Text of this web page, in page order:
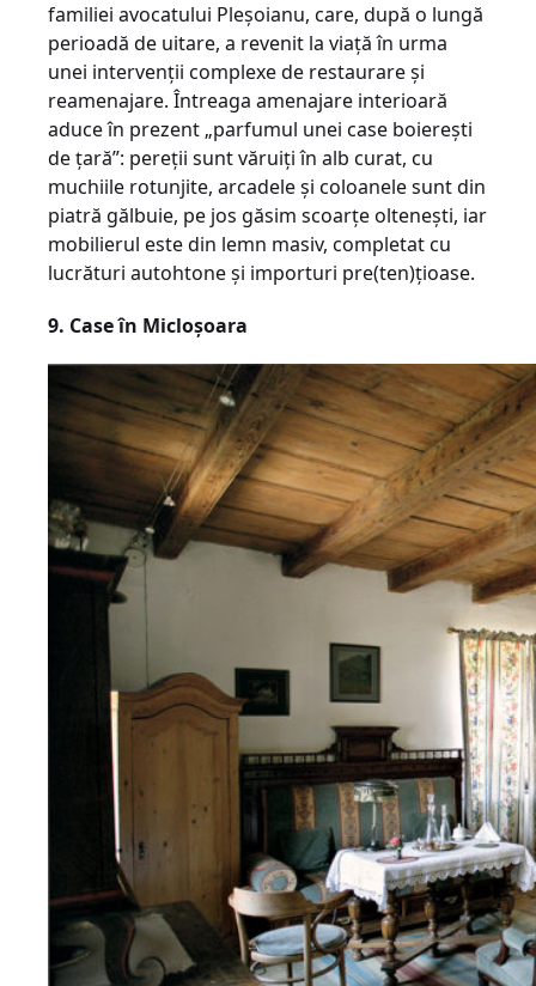
familiei avocatului Pleșoianu, care, după o lungă
perioadă de uitare, a revenit la viață în urma
unei intervenții complexe de restaurare și
reamenajare. Întreaga amenajare interioară
aduce în pre­­zent „parfumul unei case boierești
de țară”: pereții sunt văruiți în alb curat, cu
muchiile rotunjite, arcadele și coloanele sunt din
piatră gălbuie, pe jos gă­sim scoarțe oltenești, iar
mobilierul este din lemn ma­siv, completat cu
lucrături autohtone și importuri pre(ten)țioase.
9. Case în Micloșoara